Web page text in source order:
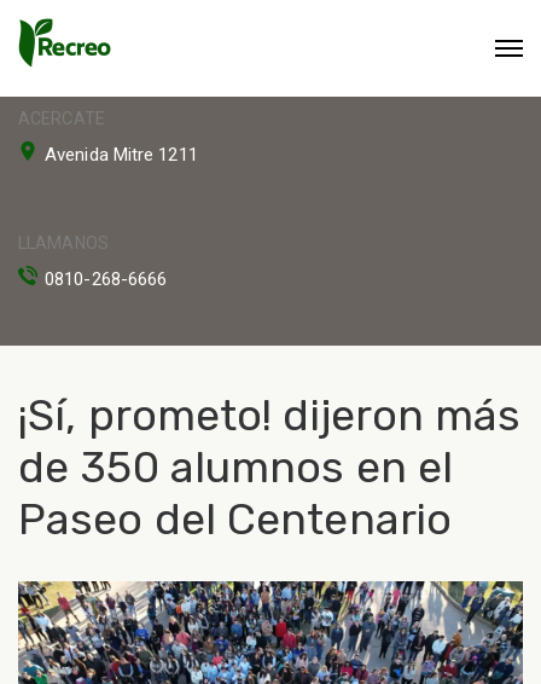
ACERCATE
Avenida Mitre 1211
LLAMANOS
0810-268-6666
¡Sí, prometo! dijeron más
de 350 alumnos en el
Paseo del Centenario